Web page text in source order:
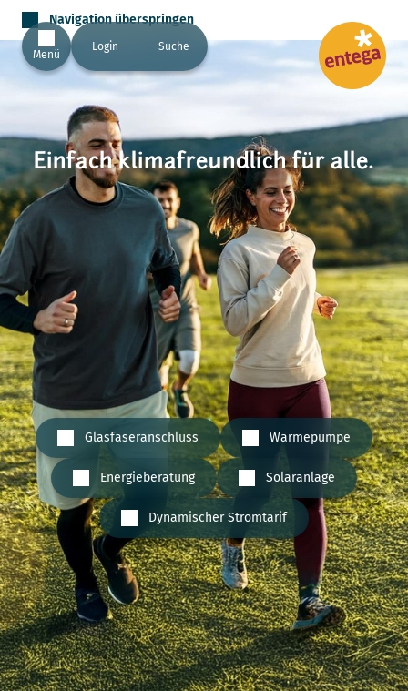
Navigation überspringen
Menü
Login Suche
Einfach klimafreundlich für alle.
Glasfaseranschluss Wärmepumpe
Energieberatung Solaranlage
Dynamischer Stromtarif